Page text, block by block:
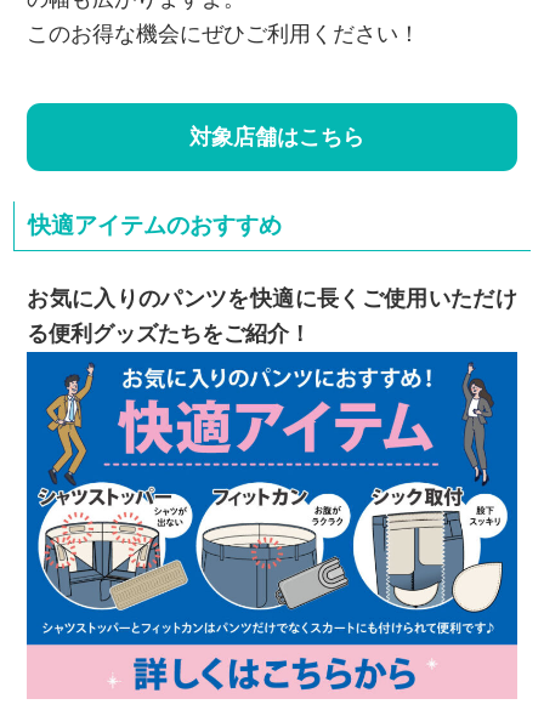
このお得な機会にぜひご利用ください！
対象店舗はこちら
快適アイテムのおすすめ
お気に入りのパンツを快適に長くご使用いただけ
る便利グッズたちをご紹介！